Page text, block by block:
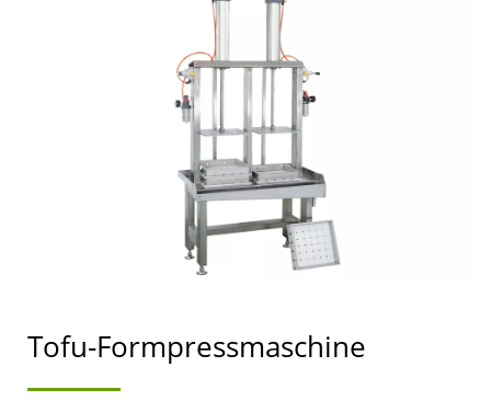
LEITER DER
AUTOMATISCHEN
TOFU- UND
MIT OBERSTER
PRIORITÄT FÜR
Tofu-Formpressmaschine